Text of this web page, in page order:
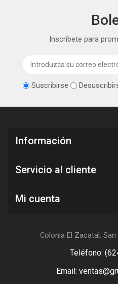
Inscríbete para
Suscribirse
Información
Servicio al cliente
Mi cuenta
Colonia El Zacatal, San
Teléfono:
Email: